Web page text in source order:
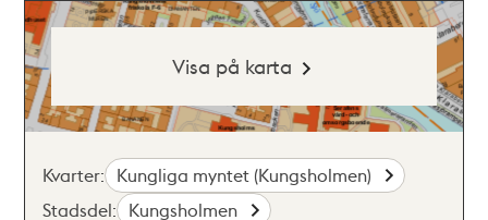
Visa på karta
Kvarter: Kungliga myntet (Kungsholmen)
Stadsdel: Kungsholmen